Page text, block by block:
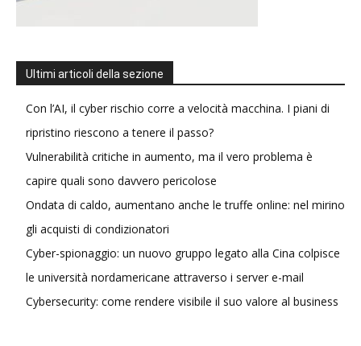
Ultimi articoli della sezione
Con l’AI, il cyber rischio corre a velocità macchina. I piani di
ripristino riescono a tenere il passo?
Vulnerabilità critiche in aumento, ma il vero problema è
capire quali sono davvero pericolose
Ondata di caldo, aumentano anche le truffe online: nel mirino
gli acquisti di condizionatori
Cyber-spionaggio: un nuovo gruppo legato alla Cina colpisce
le università nordamericane attraverso i server e-mail
Cybersecurity: come rendere visibile il suo valore al business